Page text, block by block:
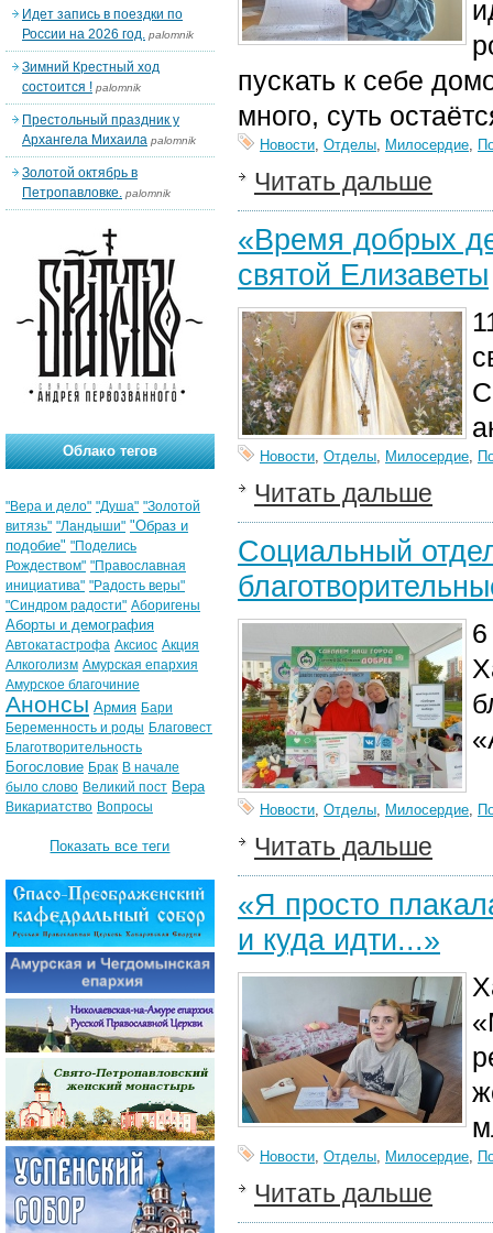
пускать к себе
много, суть
Новости, Отделы, Милосердие,
Читать дальше
«Время добрых
святой Елизаветы
Новости, Отделы, Милосердие,
Читать дальше
Социальный
Новости, Отделы, Милосердие,
Читать дальше
«Я просто
и куда идти...»
Новости, Отделы, Милосердие,
Читать дальше
Идет запись в поездки по
России на 2026 год. palomnik
Зимний Крестный ход
состоится ! palomnik
Престольный праздник у
Архангела Михаила palomnik
Золотой октябрь в
Петропавловке. palomnik
Облако тегов
"Вера и дело" "Душа" "Золотой
витязь" "Ландыши" "Образ и
подобие" "Поделись
Рождеством" "Православная
инициатива" "Радость веры"
"Синдром радости" Аборигены
Аборты и демография
Автокатастрофа Аксиос Акция
Алкоголизм Амурская епархия
Амурское благочиние
Анонсы Армия Бари
Беременность и роды Благовест
Благотворительность
Богословие Брак В начале
было слово Великий пост Вера
Викариатство Вопросы
Показать все теги